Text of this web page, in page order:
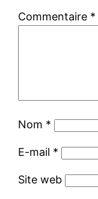
Commentaire *
Nom *
E-mail *
Site web